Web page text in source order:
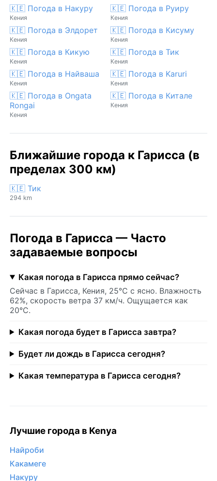
🇰🇪 Погода в Накуру
Кения
🇰🇪 Погода в Руиру
Кения
🇰🇪 Погода в Элдорет
Кения
🇰🇪 Погода в Кисуму
Кения
🇰🇪 Погода в Кикую
Кения
🇰🇪 Погода в Тик
Кения
🇰🇪 Погода в Найваша
Кения
🇰🇪 Погода в Karuri
Кения
🇰🇪 Погода в Ongata
Rongai
Кения
🇰🇪 Погода в Китале
Кения
Ближайшие города к Гарисса (в
пределах 300 км)
🇰🇪 Тик
294 km
Погода в Гарисса — Часто
задаваемые вопросы
Какая погода в Гарисса прямо сейчас?
Сейчас в Гарисса, Кения, 25°C с ясно. Влажность
62%, скорость ветра 37 км/ч. Ощущается как
20°C.
Какая погода будет в Гарисса завтра?
Будет ли дождь в Гарисса сегодня?
Какая температура в Гарисса сегодня?
Лучшие города в Kenya
Найроби
Какамеге
Накуру